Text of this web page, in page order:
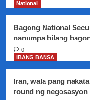
lumabas
at
ang
pagbubunyag
alyas
Bikoy
National
Bagong National
nanumpa bilang
0
IBANG BANSA
Iran, wala pang
round ng negosasyon